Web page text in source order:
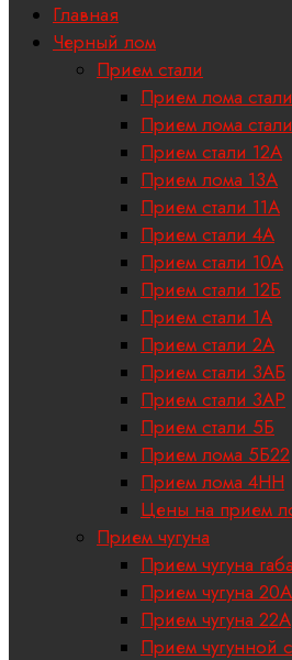
Главная
Черный лом
Прием стали
Прием лома
Прием лома
Прием стали 12А
Прием лома 13А
Прием стали 11А
Прием стали 4А
Прием стали 10А
Прием стали 12Б
Прием стали 1А
Прием стали 2А
Прием стали 3АБ
Прием стали 3АР
Прием стали 5Б
Прием лома 5Б22
Прием лома 4НН
Цены на прием
Прием чугуна
Прием чугуна
Прием чугуна 20А
Прием чугуна 22А
Прием чугунной